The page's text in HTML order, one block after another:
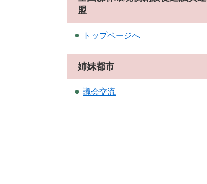
盟
トップページへ
姉妹都市
議会交流